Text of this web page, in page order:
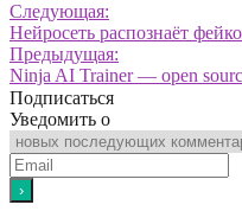
Следующая:
Нейросеть распознаёт
Предыдущая:
Ninja AI Trainer — open
Подписаться
Уведомить о